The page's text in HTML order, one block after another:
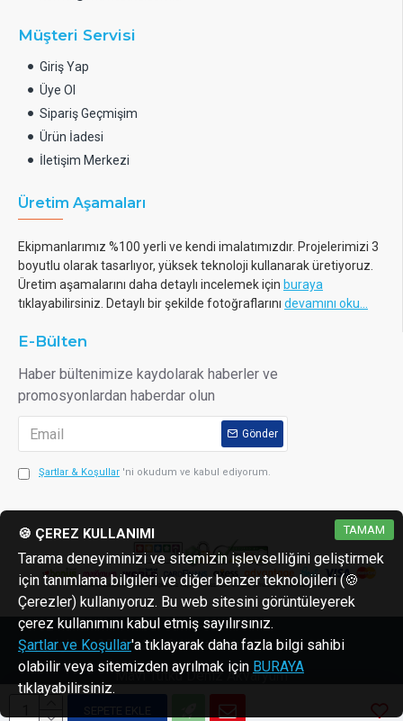
SEPETE EKLE
Müşteri Servisi
Giriş Yap
Üye Ol
Sipariş Geçmişim
Ürün İadesi
İletişim Merkezi
Üretim Aşamaları
Ekipmanlarımız %100 yerli ve kendi imalatımızdır. Projelerimizi 3
boyutlu olarak tasarlıyor, yüksek teknoloji kullanarak üretiyoruz.
Üretim aşamalarını daha detaylı incelemek için buraya
tıklayabilirsiniz. Detaylı bir şekilde fotoğraflarını devamını oku...
E-Bülten
Haber bültenimize kaydolarak haberler ve
promosyonlardan haberdar olun
Gönder
Şartlar & Koşullar 'ni okudum ve kabul ediyorum.
Copyright © 2013 - 2026 reaktorler.com
Mavi Tutku Deniz Akvaryum
TAMAM
🍪 ÇEREZ KULLANIMI
Tarama deneyiminizi ve sitemizin işlevselliğini geliştirmek
için tanımlama bilgileri ve diğer benzer teknolojileri (🍪
Çerezler) kullanıyoruz. Bu web sitesini görüntüleyerek
çerez kullanımını kabul etmiş sayılırsınız.
Şartlar ve Koşullar'a tıklayarak daha fazla bilgi sahibi
olabilir veya sitemizden ayrılmak için BURAYA
tıklayabilirsiniz.